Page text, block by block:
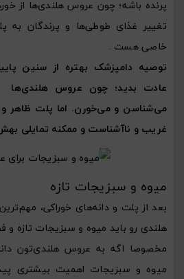
پرنده باشه؛ چون عروس هلندی‌ها از
تغییر غذای طوطی‌ها و پرندگان به
خاصی هست .
توصیه دامپزشک بهتره از سنین
عادت بدید؛ چون عروس هلندی‌ها
می‌شناسن و می‌خورن. اما پلت ظاهر
غریب و ناآشناست و ممکنه تمایلی
میوه و سبزیجات تازه
بعد از پلت و دانه‌های خوراکی،
هلندی رو باید میوه و سبزیجات تازه
مخصوصا اگه به عروس هلندی‌تون
میوه و سبزیجات اهمیت بیشتری